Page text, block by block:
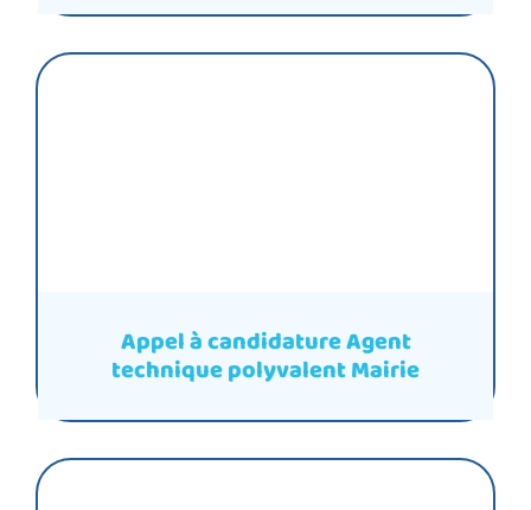
Appel à candidature Agent
technique polyvalent Mairie